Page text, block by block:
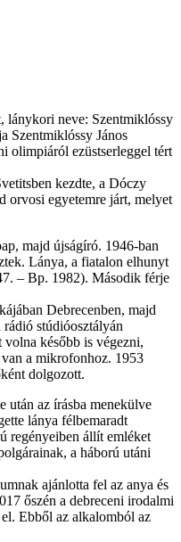
lánykori neve: Szentmiklóssy
Szentmiklóssy János
olimpiáról ezüstserleggel tért
kezdte, a Dóczy
orvosi egyetemre járt, melyet
majd újságíró. 1946-ban
Lánya, a fiatalon elhunyt
– Bp. 1982). Második férje
Debrecenben, majd
stúdióosztályán
később is végezni,
a mikrofonhoz. 1953
dolgozott.
után az írásba menekülve
lánya félbemaradt
regényeiben állít emléket
a háború utáni
ajánlotta fel az anya és
őszén a debreceni irodalmi
Ebből az alkalomból az